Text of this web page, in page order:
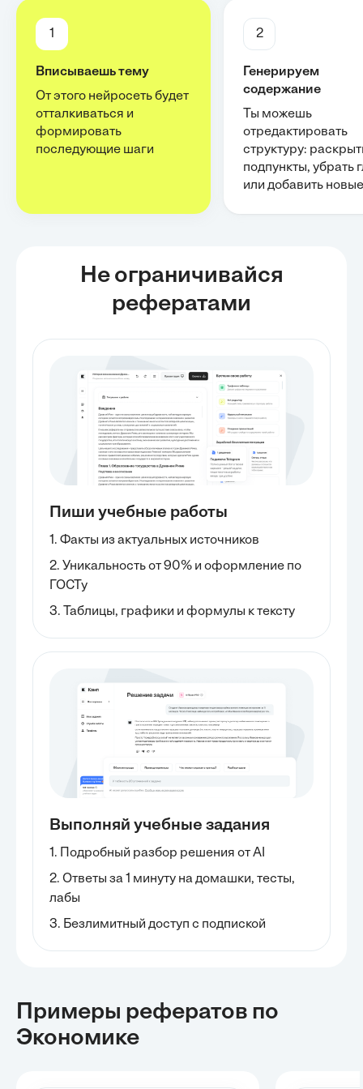
1
Вписываешь тему
От этого нейросеть будет
отталкиваться и
формировать
последующие шаги
2
Генерируем
содержание
Ты можешь
отредактировать
структуру:
подпункты, убрать
или добавить новые
Не ограничивайся
рефератами
Пиши учебные работы
1. Факты из актуальных источников
2. Уникальность от 90% и оформление по
ГОСТу
3. Таблицы, графики и формулы к тексту
Выполняй учебные задания
1. Подробный разбор решения от AI
2. Ответы за 1 минуту на домашки, тесты,
лабы
3. Безлимитный доступ с подпиской
Примеры рефератов по
Экономике